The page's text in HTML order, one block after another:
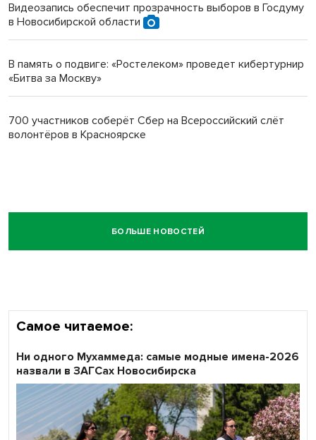
Видеозапись обеспечит прозрачность выборов в Госдуму
в Новосибирской области
В память о подвиге: «Ростелеком» проведет кибертурнир
«Битва за Москву»
700 участников соберёт Сбер на Всероссийский слёт
волонтёров в Красноярске
БОЛЬШЕ НОВОСТЕЙ
Самое читаемое:
Ни одного Мухаммеда: самые модные имена-2026
назвали в ЗАГСах Новосибирска